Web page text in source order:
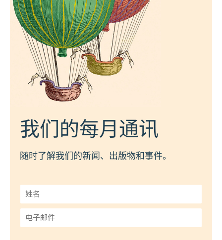
我们的每月通讯
随时了解我们的新闻、出版物和事件。
姓
名
*
子